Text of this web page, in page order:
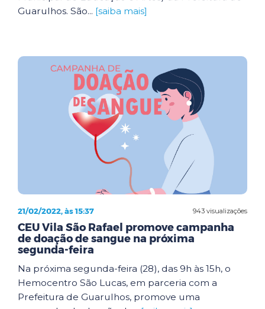
Guarulhos. São... [saiba mais]
943 visualizações
21/02/2022, às 15:37
CEU Vila São Rafael promove campanha
de doação de sangue na próxima
segunda-feira
Na próxima segunda-feira (28), das 9h às 15h, o
Hemocentro São Lucas, em parceria com a
Prefeitura de Guarulhos, promove uma